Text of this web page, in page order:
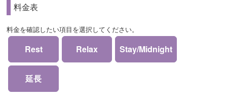
料金表
料金を確認したい項目を選択してください。
Rest Relax Stay/Midnight
延長